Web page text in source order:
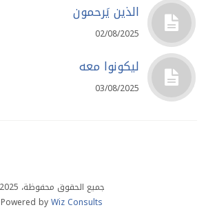
الذين يَرحمون
02/08/2025
ليكونوا معه
03/08/2025
جميع الحقوق محفوظة، 2025
Powered byWiz Consults